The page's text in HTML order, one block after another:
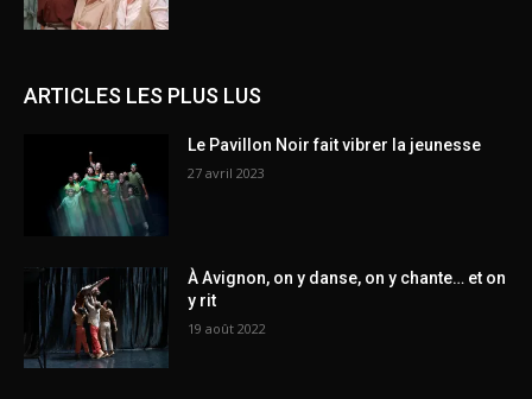
ARTICLES LES PLUS LUS
Le Pavillon Noir fait vibrer la jeunesse
27 avril 2023
À Avignon, on y danse, on y chante… et on
y rit
19 août 2022